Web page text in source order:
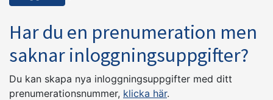
Har du en prenumeration men
saknar inloggningsuppgifter?
Du kan skapa nya inloggningsuppgifter med ditt
prenumerationsnummer, klicka här.